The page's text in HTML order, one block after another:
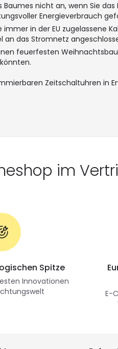
nicht an, wenn Sie
Energieverbrauch
in der EU zugelassene
an das Stromnetz
feuerfesten
Zeitschaltuhren
im
Spitze
Innovationen
E-